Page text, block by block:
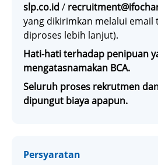
slp.co.id /
yang dikirimkan melalui email
diproses lebih lanjut).
Hati-hati terhadap penipuan
mengatasnamakan BCA.
Seluruh proses rekrutmen
dipungut biaya apapun.
Persyaratan